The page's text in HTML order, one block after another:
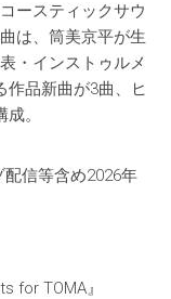
ースティックサウ
は、筒美京平が生
・インストゥルメ
作品新曲が3曲、ヒ
。
信等含め2026年
for TOMA』